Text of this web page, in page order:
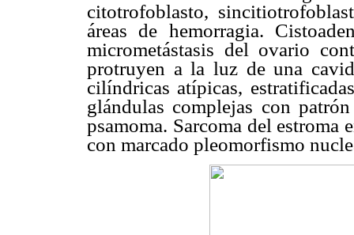
citotrofoblasto,
áreas de hemorragia.
micrometástasis del ovario
protruyen a la luz de una
cilíndricas atípicas,
glándulas complejas con
psamoma. Sarcoma del
con marcado pleomorfismo